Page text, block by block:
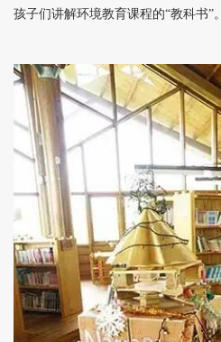
孩子们讲解环境教育课程的“教科书”。